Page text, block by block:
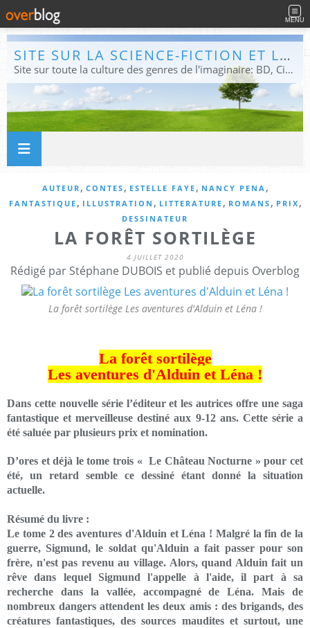
MENU
SITE SUR LA SCIENCE-FICTION ET LE FANTASTIQUE
Site sur toute la culture des genres de l'imaginaire: BD, Cinéma, Livre, Jeux, Théâtre. Présent dans les principaux festivals de film fantastique e de science-fiction, salons et conventions.
AUTEUR , CONTES , ESTELLE FAYE , NANCY PENA ,
FANTASTIQUE , ILLUSTRATION , LITTERATURE , ROMANS , PRIX ,
DESSINATEUR
LA FORÊT SORTILÈGE
4 JUILLET 2020
Rédigé par Stéphane DUBOIS et publié depuis Overblog
La forêt sortilège Les aventures d'Alduin et Léna !
La forêt sortilège
Les aventures d'Alduin et Léna !
Dans cette nouvelle série l’éditeur et les autrices offre une saga
fantastique et merveilleuse destiné aux 9-12 ans. Cette série a
été saluée par plusieurs prix et nomination.
D’ores et déjà le tome trois « Le Château Nocturne » pour cet
été, un retard semble ce dessiné étant donné la situation
actuelle.
Résumé du livre :
Le tome 2 des aventures d'Alduin et Léna ! Malgré la fin de la
guerre, Sigmund, le soldat qu'Alduin a fait passer pour son
frère, n'est pas revenu au village. Alors, quand Alduin fait un
rêve dans lequel Sigmund l'appelle à l'aide, il part à sa
recherche dans la vallée, accompagné de Léna. Mais de
nombreux dangers attendent les deux amis : des brigands, des
créatures fantastiques, des sources maudites et surtout, une